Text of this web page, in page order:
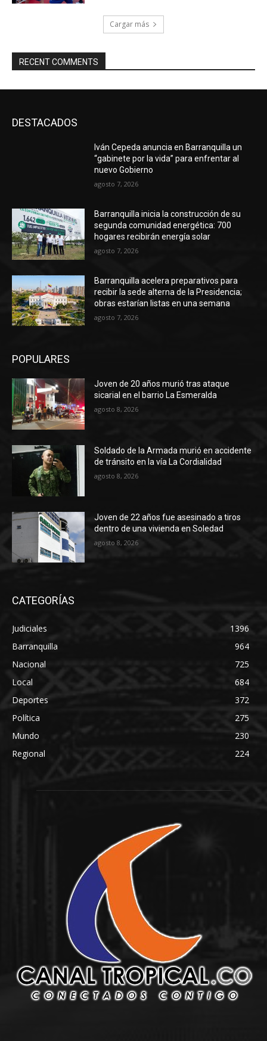
Cargar más
RECENT COMMENTS
DESTACADOS
Iván Cepeda anuncia en Barranquilla un
“gabinete por la vida” para enfrentar al
nuevo Gobierno
agosto 7, 2026
Barranquilla inicia la construcción de su
segunda comunidad energética: 700
hogares recibirán energía solar
agosto 7, 2026
Barranquilla acelera preparativos para
recibir la sede alterna de la Presidencia;
obras estarían listas en una semana
agosto 7, 2026
POPULARES
Joven de 20 años murió tras ataque
sicarial en el barrio La Esmeralda
agosto 8, 2026
Soldado de la Armada murió en accidente
de tránsito en la vía La Cordialidad
agosto 8, 2026
Joven de 22 años fue asesinado a tiros
dentro de una vivienda en Soledad
agosto 8, 2026
CATEGORÍAS
Judiciales
1396
Barranquilla
964
Nacional
725
Local
684
Deportes
372
Política
275
Mundo
230
Regional
224